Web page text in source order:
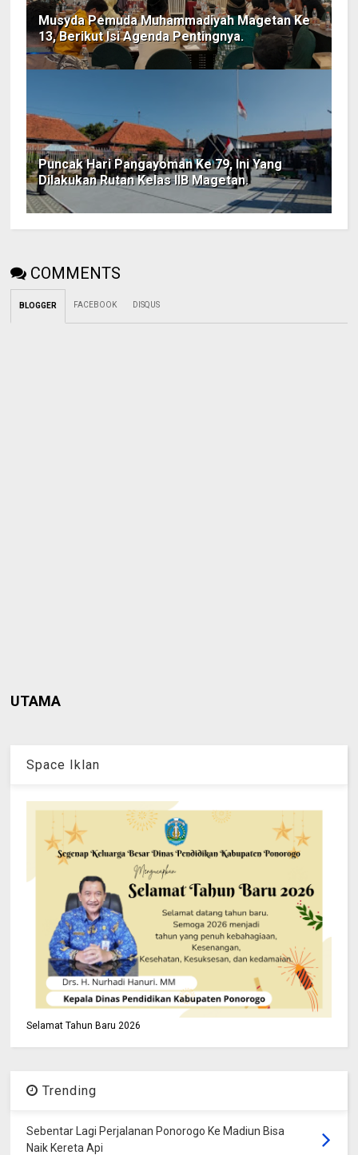
Musyda Pemuda Muhammadiyah Magetan Ke
13, Berikut Isi Agenda Pentingnya.
Puncak Hari Pangayoman Ke 79, Ini Yang
Dilakukan Rutan Kelas IIB Magetan.
COMMENTS
BLOGGER FACEBOOK DISQUS
UTAMA
Space Iklan
Selamat Tahun Baru 2026
Trending
Sebentar Lagi Perjalanan Ponorogo Ke Madiun Bisa
Naik Kereta Api